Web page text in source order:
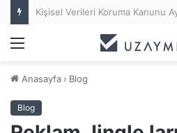
Menü
Anasayfa › Blog
Blog